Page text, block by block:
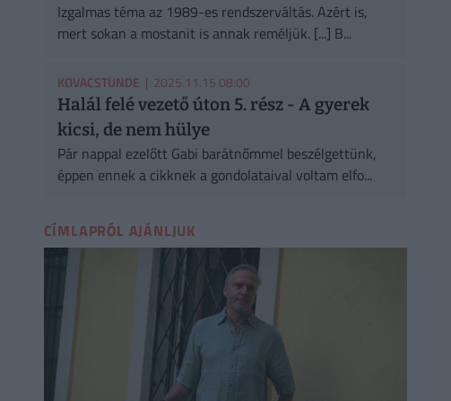
Izgalmas téma az 1989-es rendszerváltás. Azért is,
mert sokan a mostanit is annak reméljük. [...] B...
KOVACSTUNDE | 2025.11.15 08:00
Halál felé vezető úton 5. rész - A gyerek
kicsi, de nem hülye
Pár nappal ezelőtt Gabi barátnőmmel beszélgettünk,
éppen ennek a cikknek a gondolataival voltam elfo...
CÍMLAPRÓL AJÁNLJUK